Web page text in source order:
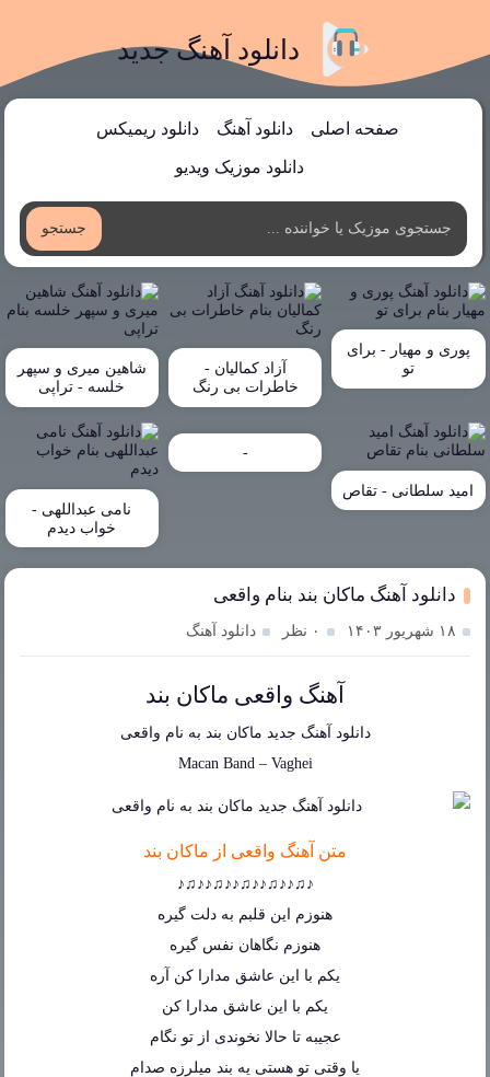
دانلود آهنگ جدید
صفحه اصلی دانلود آهنگ دانلود ریمیکس
دانلود موزیک ویدیو
جستجو
پوری و مهیار - برای
تو
آزاد کمالیان -
خاطرات بی رنگ
شاهین میری و سپهر
خلسه - تراپی
امید سلطانی - تقاص
-
نامی عبداللهی -
خواب دیدم
دانلود آهنگ ماکان بند بنام واقعی
۱۸ شهریور ۱۴۰۳ ۰ نظر دانلود آهنگ
آهنگ واقعی ماکان بند
دانلود آهنگ جدید ماکان بند به نام واقعی
Macan Band – Vaghei
متن آهنگ واقعی از ماکان بند
♪♫♪♪♫♪♪♫♪♪♫♪♪♫♪
هنوزم این قلبم به دلت گیره
هنوزم نگاهان نفس گیره
یکم با این عاشق مدارا کن آره
یکم با این عاشق مدارا کن
عجیبه تا حالا نخوندی از تو نگام
یا وقتی تو هستی یه بند میلرزه صدام